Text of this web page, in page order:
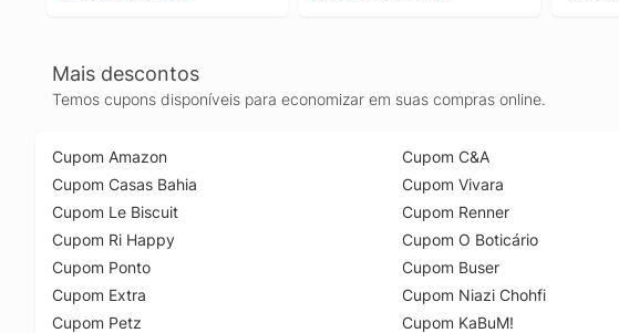
Mais descontos
Temos cupons disponíveis para economizar em suas compras online.
Cupom Amazon
Cupom Casas Bahia
Cupom Le Biscuit
Cupom Ri Happy
Cupom Ponto
Cupom Extra
Cupom Petz
Cupom C&A
Cupom Vivara
Cupom Renner
Cupom O Boticário
Cupom Buser
Cupom Niazi Chohfi
Cupom KaBuM!